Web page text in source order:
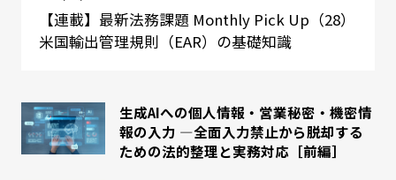
【連載】最新法務課題 Monthly Pick Up（28）
米国輸出管理規則（EAR）の基礎知識
生成AIへの個人情報・営業秘密・機密情
報の入力 ―全面入力禁止から脱却する
ための法的整理と実務対応［前編］